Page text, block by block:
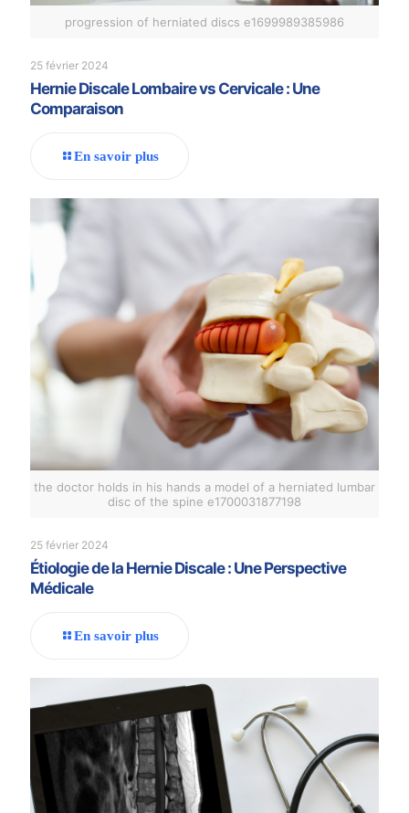
progression of herniated discs e1699989385986
25 février 2024
Hernie Discale Lombaire vs Cervicale : Une
Comparaison
En savoir plus
the doctor holds in his hands a model of a herniated lumbar
disc of the spine e1700031877198
25 février 2024
Étiologie de la Hernie Discale : Une Perspective
Médicale
En savoir plus